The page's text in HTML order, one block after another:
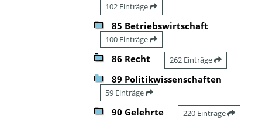
102 Einträge
85 Betriebswirtschaft
100 Einträge
86 Recht 262 Einträge
89 Politikwissenschaften
59 Einträge
90 Gelehrte 220 Einträge